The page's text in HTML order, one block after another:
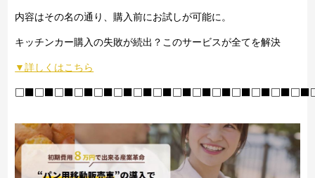
内容はその名の通り、購入前にお試しが可能に。
キッチンカー購入の失敗が続出？このサービスが全てを解決
▼詳しくはこちら